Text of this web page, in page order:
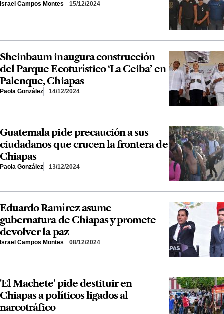
Israel Campos Montes 15/12/2024
Sheinbaum inaugura construcción
del Parque Ecoturístico ‘La Ceiba’ en
Palenque, Chiapas
Paola González 14/12/2024
Guatemala pide precaución a sus
ciudadanos que crucen la frontera de
Chiapas
Paola González 13/12/2024
Eduardo Ramírez asume
gubernatura de Chiapas y promete
devolver la paz
Israel Campos Montes 08/12/2024
'El Machete' pide destituir en
Chiapas a políticos ligados al
narcotráfico